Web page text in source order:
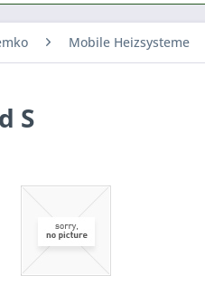
Mobile Heizsysteme
S